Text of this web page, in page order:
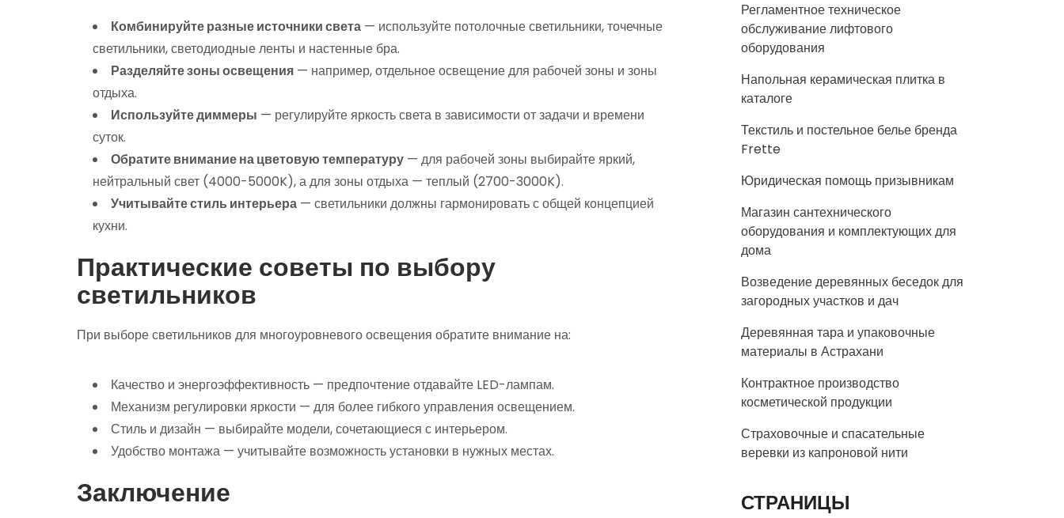
Комбинируйте разные источники света — используйте потолочные светильники, точечные
светильники, светодиодные ленты и настенные бра.
Разделяйте зоны освещения — например, отдельное освещение для рабочей зоны и зоны
отдыха.
Используйте диммеры — регулируйте яркость света в зависимости от задачи и времени
суток.
Обратите внимание на цветовую температуру — для рабочей зоны выбирайте яркий,
нейтральный свет (4000-5000K), а для зоны отдыха — теплый (2700-3000K).
Учитывайте стиль интерьера — светильники должны гармонировать с общей концепцией
кухни.
Практические советы по выбору
светильников
При выборе светильников для многоуровневого освещения обратите внимание на:
Качество и энергоэффективность — предпочтение отдавайте LED-лампам.
Механизм регулировки яркости — для более гибкого управления освещением.
Стиль и дизайн — выбирайте модели, сочетающиеся с интерьером.
Удобство монтажа — учитывайте возможность установки в нужных местах.
Заключение
Регламентное техническое
обслуживание лифтового
оборудования
Напольная керамическая плитка в
каталоге
Текстиль и постельное белье бренда
Frette
Юридическая помощь призывникам
Магазин сантехнического
оборудования и комплектующих для
дома
Возведение деревянных беседок для
загородных участков и дач
Деревянная тара и упаковочные
материалы в Астрахани
Контрактное производство
косметической продукции
Страховочные и спасательные
веревки из капроновой нити
СТРАНИЦЫ